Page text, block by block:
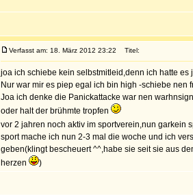
Verfasst am: 18. März 2012 23:22 Titel:
joa ich schiebe kein selbstmitleid,denn ich hatte
Nur war mir es piep egal ich bin high -schiebe nen
Joa ich denke die Panickattacke war nen
oder halt der brühmte tropfen
vor 2 jahren noch aktiv im sportverein,nun garkein
sport mache ich nun 2-3 mal die woche und ich
geben(klingt bescheuert ^^,habe sie seit sie aus
herzen
)